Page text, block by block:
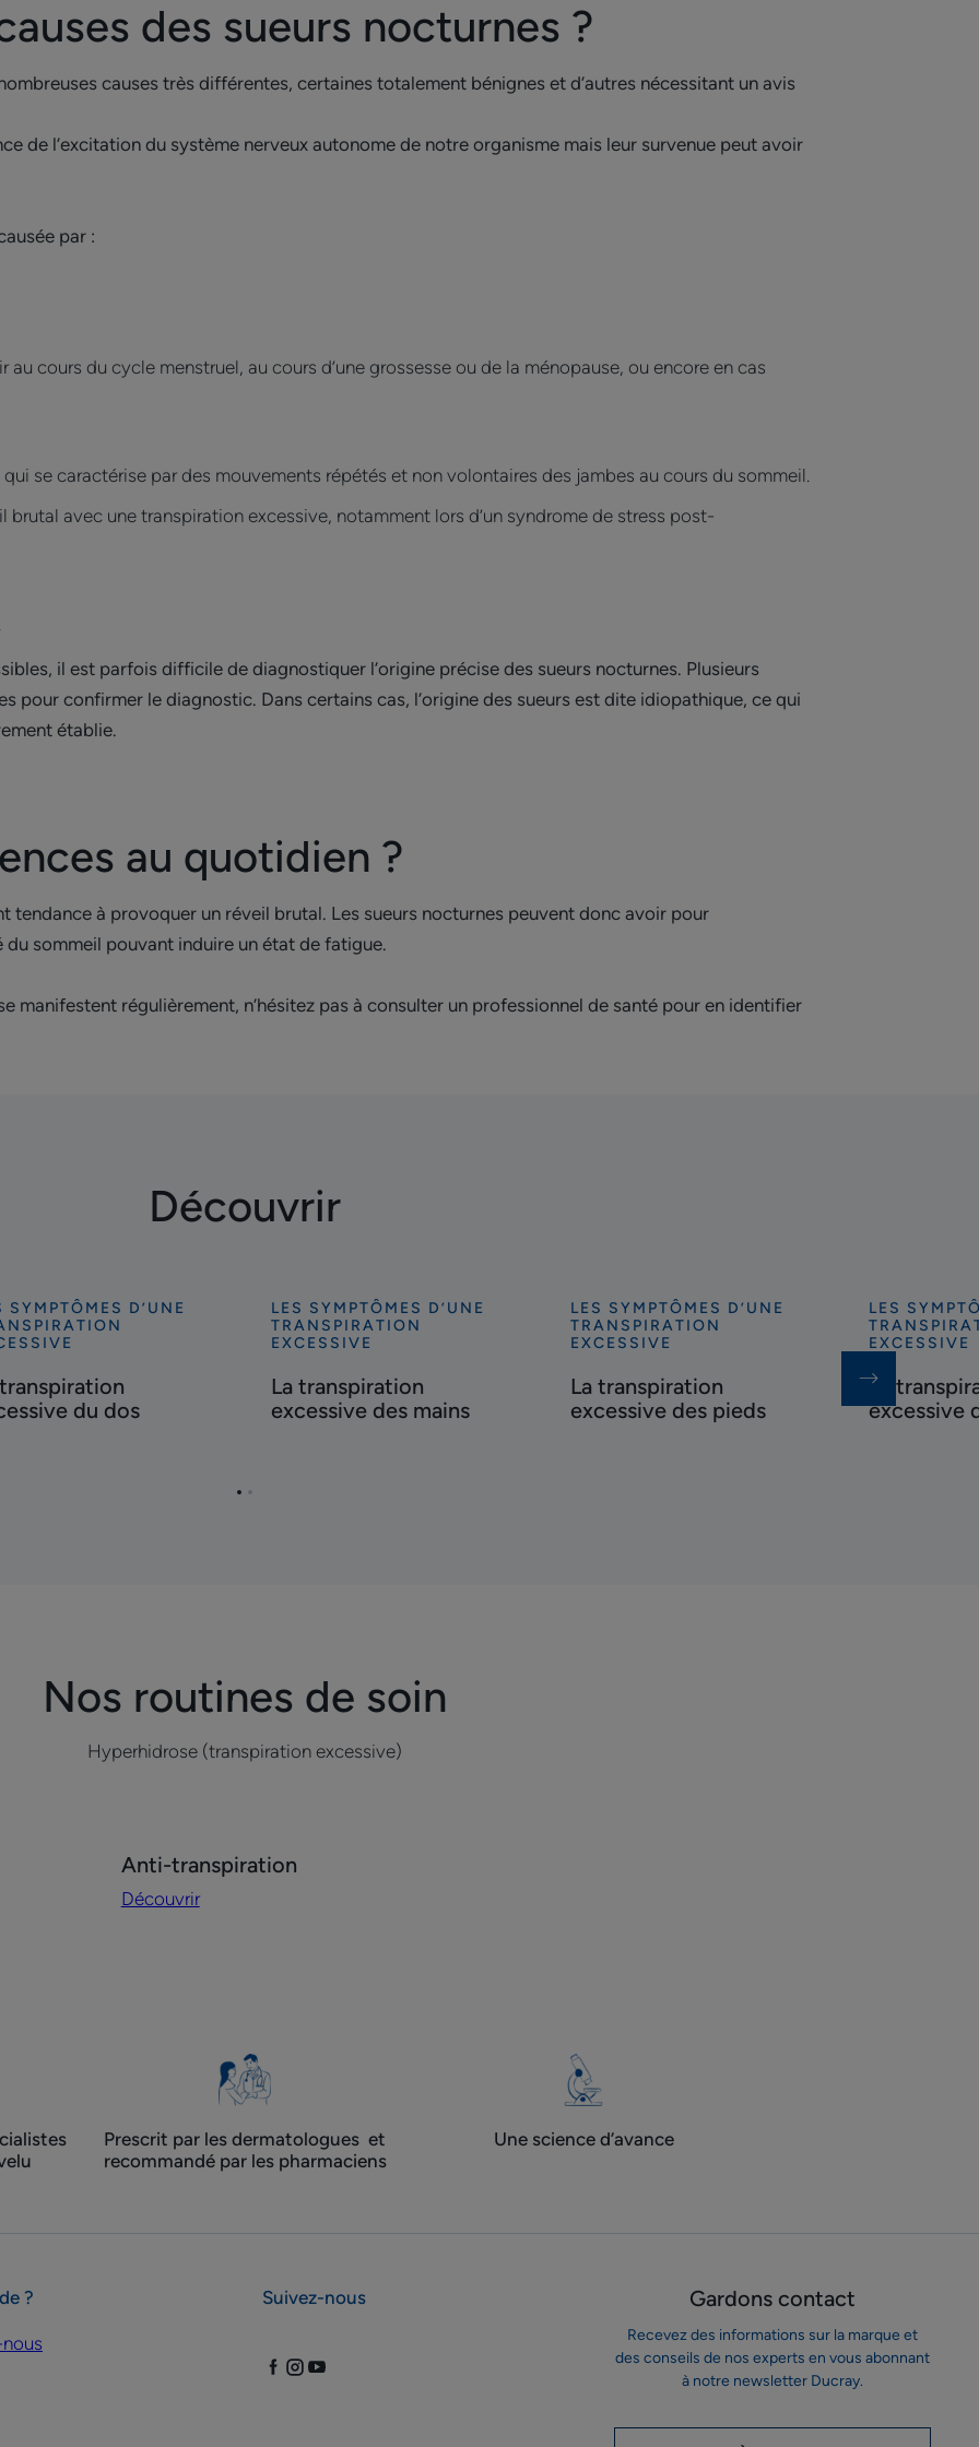
des sueurs nocturnes ?
causes très différentes, certaines totalement bénignes et d’autres nécessitant un avis
de l’excitation du système nerveux autonome de notre organisme mais leur survenue peut avoir
par :
cours du cycle menstruel, au cours d’une grossesse ou de la ménopause, ou encore en cas
se caractérise par des mouvements répétés et non volontaires des jambes au cours du sommeil.
brutal avec une transpiration excessive, notamment lors d’un syndrome de stress post-
il est parfois difficile de diagnostiquer l’origine précise des sueurs nocturnes. Plusieurs
pour confirmer le diagnostic. Dans certains cas, l’origine des sueurs est dite idiopathique, ce qui
établie.
au quotidien ?
tendance à provoquer un réveil brutal. Les sueurs nocturnes peuvent donc avoir pour
sommeil pouvant induire un état de fatigue.
manifestent régulièrement, n’hésitez pas à consulter un professionnel de santé pour en identifier
Découvrir
SYMPTÔMES D’UNE
du dos
Découvrir
La
excessive
des
LES SYMPTÔMES D’UNE
TRANSPIRATION
EXCESSIVE
La transpiration
excessive des mains
Découvrir
La
excessive
des
LES SYMPTÔMES D’UNE
TRANSPIRATION
EXCESSIVE
La transpiration
excessive des pieds
Découvrir
La
transpiration
excessive
des
LES
EXCESSIVE
La
excessive
Aller
Aller
Nos routines de soin
Hyperhidrose (transpiration excessive)
Anti-
transpiration
Anti-transpiration
Découvrir
Prescrit par les dermatologues ​ et
recommandé par les pharmaciens
Une science d’avance
Gardons contact
Recevez des informations sur la marque et
des conseils de nos experts en vous abonnant
à notre newsletter Ducray.
? Suivez-nous